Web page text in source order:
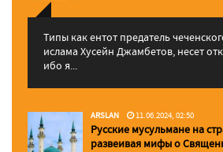
Типы как ентот предатель
ислама Хусейн Джамбетов, несет
ибо я...
ARSLAN 11.06.2024, 02:50
Русские мусульмане на
pазвеивая мифы о